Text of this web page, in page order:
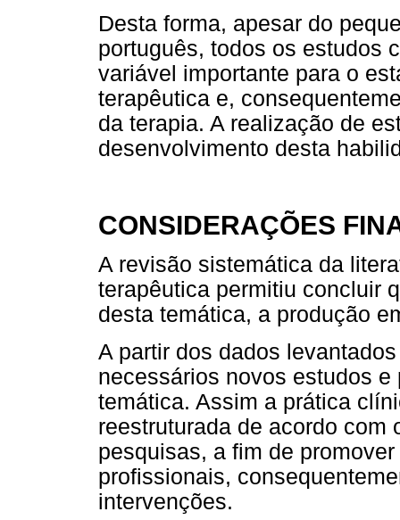
Desta forma, apesar do
português, todos os estudos
variável importante para o
terapêutica e,
da terapia. A realização de
desenvolvimento desta
CONSIDERAÇÕES
A revisão sistemática da
terapêutica permitiu concluir
desta temática, a produção
A partir dos dados
necessários novos estudos
temática. Assim a prática
reestruturada de acordo com
pesquisas, a fim de
profissionais,
intervenções.